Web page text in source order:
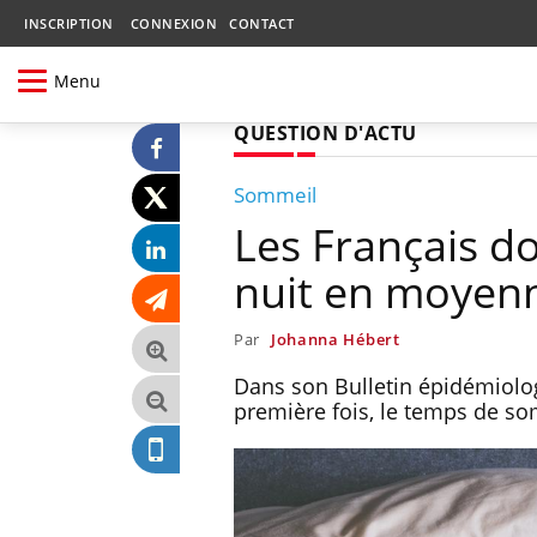
INSCRIPTION CONNEXION CONTACT
Menu
QUESTION D'ACTU
Sommeil
Les Français
nuit en
Par Johanna Hébert
Dans son Bulletin
première fois, le temps de